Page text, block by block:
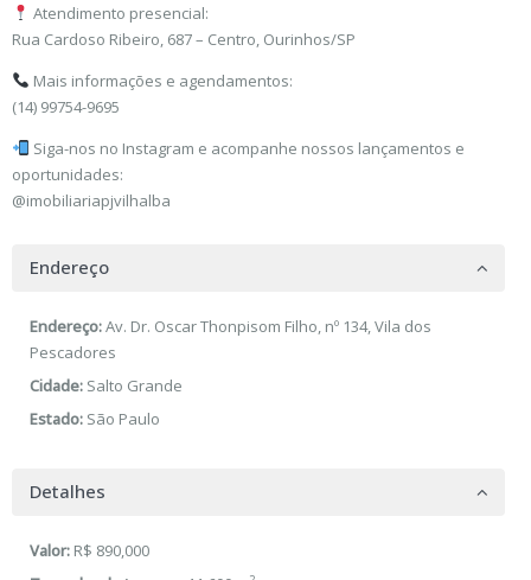
Atendimento presencial:
Rua Cardoso Ribeiro, 687 – Centro, Ourinhos/SP
Mais informações e agendamentos:
(14) 99754-9695
Siga-nos no Instagram e acompanhe nossos lançamentos e
oportunidades:
@imobiliariapjvilhalba
Endereço
Endereço:Av. Dr. Oscar Thonpisom Filho, nº 134, Vila dos
Pescadores
Cidade: Salto Grande
Estado: São Paulo
Detalhes
Valor: R$ 890,000